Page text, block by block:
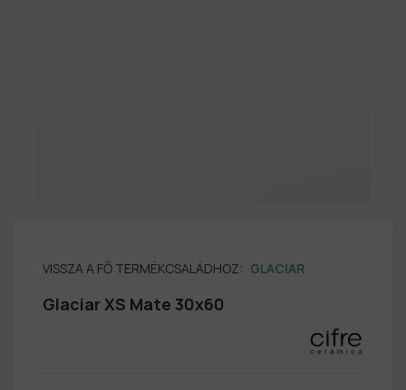
VISSZA A FŐ TERMÉKCSALÁDHOZ: GLACIAR
Glaciar XS Mate 30x60